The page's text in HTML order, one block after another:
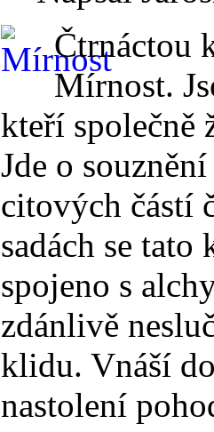
Čtrnáctou
Mírnost.
kteří
Jde o
citových částí
sadách se
spojeno s
zdánlivě
klidu. Vnáší
nastolení